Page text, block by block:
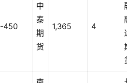
-450
中
泰
期
货
1,365 4